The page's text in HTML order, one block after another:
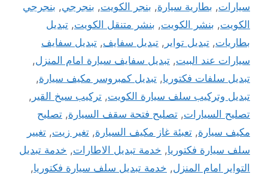
سيارات, بطارية سيارة, بنجر الكويت, بنجرجي, بنجرجي
الكويت, بنشر الكويت, بنشر متنقل الكويت, تبديل
بطاريات, تبديل تواير , تبديل سفايف, تبديل سفايف
سيارات عند البيت, تبديل سفايف سيارة امام المنزل,
تبديل سلفات فكتوريا, تبديل كمبروسر مكيف سيارة,
تبديل وتركيب سلف سيارة الكويت, تركيب سيخ القير ,
تصليح السيارات, تصليح فتحة سقف السيارة, تصليح
مكيف سيارة, تعبئة غاز مكيف السيارة, تغير زيت, تغيير
سلف سيارة فكتوريا, خدمة تبديل الاطارات, خدمة تبديل
التواير امام المنزل, خدمة تبديل سلف سيارة فكتوريا,